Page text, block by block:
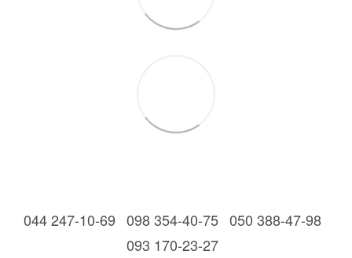
044 247-10-69 098 354-40-75 050 388-47-98
093 170-23-27